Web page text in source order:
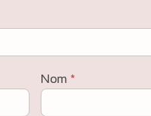
Nom *